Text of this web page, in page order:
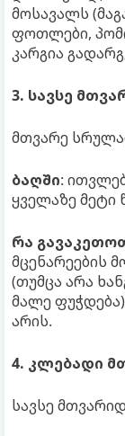
მოსავალს
ფოთლები,
კარგია
3. სავსე
მთვარე
ბაღში:
ყველაზე მეტი
რა
მცენარეების
(თუმცა არა
მალე
არის.
4. კლებადი
სავსე